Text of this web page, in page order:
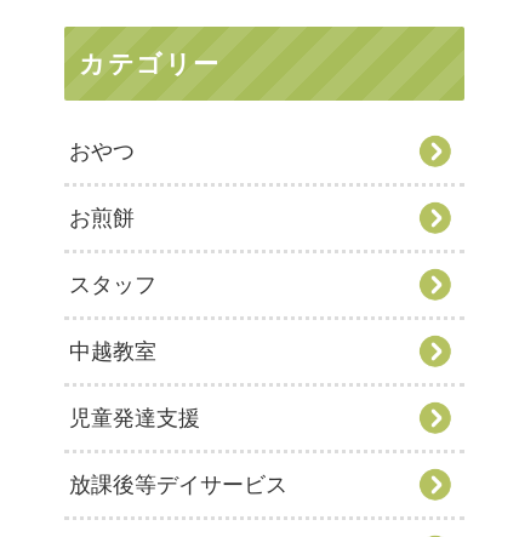
カテゴリー
おやつ
お煎餅
スタッフ
中越教室
児童発達支援
放課後等デイサービス